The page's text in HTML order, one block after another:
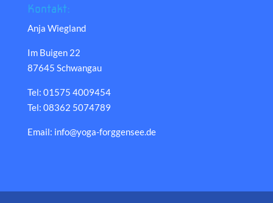
Kontakt:
Anja Wiegland
Im Buigen 22
87645 Schwangau
Tel: 01575 4009454
Tel: 08362 5074789
Email: info@yoga-forggensee.de